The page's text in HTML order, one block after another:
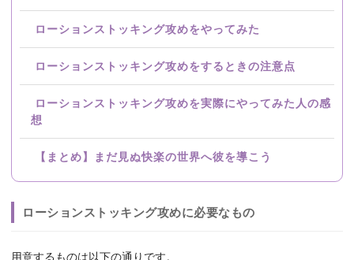
ローションストッキング攻めをやってみた
ローションストッキング攻めをするときの注意点
ローションストッキング攻めを実際にやってみた人の感
想
【まとめ】まだ見ぬ快楽の世界へ彼を導こう
ローションストッキング攻めに必要なもの
用意するものは以下の通りです。